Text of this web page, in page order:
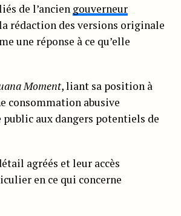
de l’ancien gouverneur
rédaction des versions originale
une réponse à ce qu’elle
Moment, liant sa position à
consommation abusive
aux dangers potentiels de
agréés et leur accès
en ce qui concerne